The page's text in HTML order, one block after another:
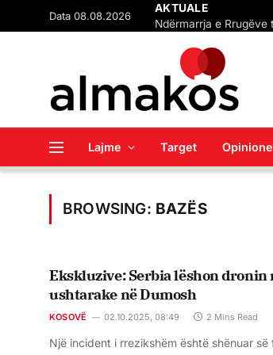
Data 08.08.2026 AKTUALE
Lajme Target Opinione
BROWSING: BAZËS
Ekskluzive: Serbia lëshon dronin
ushtarake në Dumosh
KOSOVË 02.10.2025, 08:49 2 Mins Read
Një incident i rrezikshëm është shënuar